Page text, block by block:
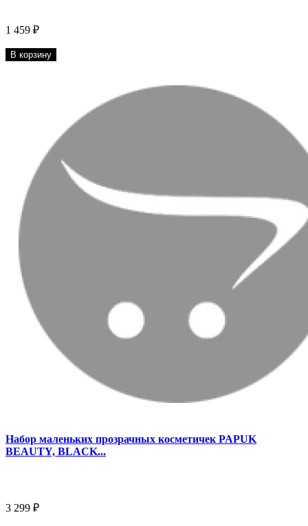
1 459 ₽
В корзину
Набор маленьких прозрачных косметичек PAPUK
BEAUTY, BLACK...
3 299 ₽